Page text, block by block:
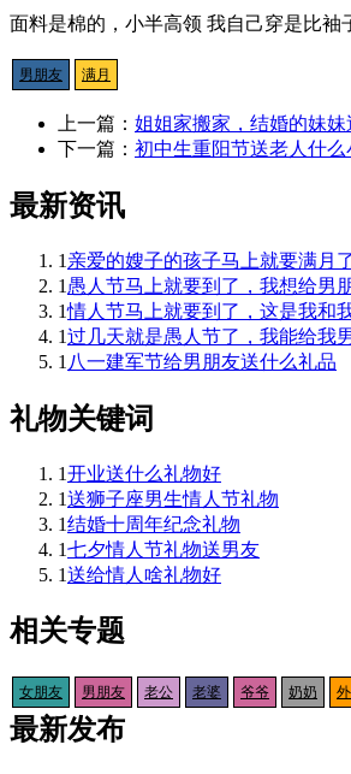
面料是棉的，小半高领 我自己穿是比
男朋友 满月
上一篇： 姐姐家搬家，结婚的妹妹
下一篇： 初中生重阳节送老人什么
最新资讯
1 亲爱的嫂子的孩子马上就要满月
1 愚人节马上就要到了，我想给男
1情人节马上就要到了，这是我和
1过几天就是愚人节了，我能给我
1 八一建军节给男朋友送什么礼品
礼物关键词
1开业送什么礼物好
1送狮子座男生情人节礼物
1结婚十周年纪念礼物
1七夕情人节礼物送男友
1送给情人啥礼物好
相关专题
女朋友 男朋友 老公 老婆 爷爷 奶奶
最新发布